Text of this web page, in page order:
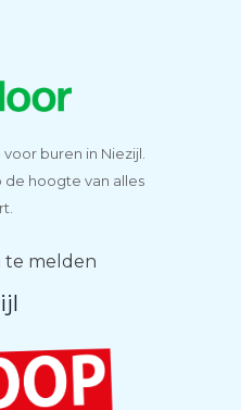
buren in Niezijl.
de hoogte van alles
te melden